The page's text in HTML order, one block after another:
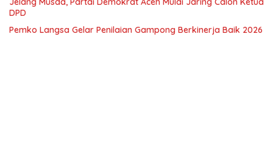
DPD
Pemko Langsa Gelar Penilaian Gampong Berkinerja Baik 2026